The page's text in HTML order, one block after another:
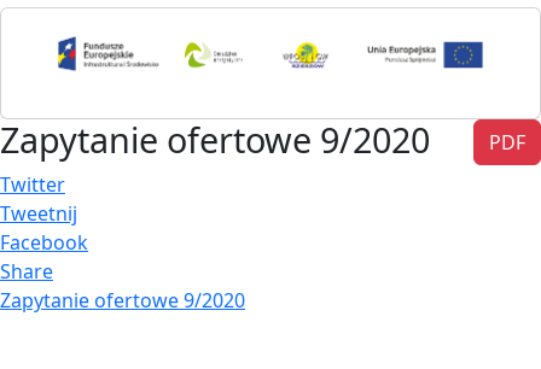
PDF
Zapytanie ofertowe 9/2020
Twitter
Tweetnij
Facebook
Share
Zapytanie ofertowe 9/2020